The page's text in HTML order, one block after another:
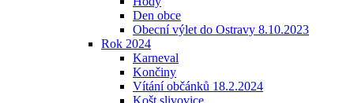
Den obce
Obecní výlet do Ostravy 8.10.2023
Rok 2024
Karneval
Končiny
Vítání občánků 18.2.2024
Košt slivovice